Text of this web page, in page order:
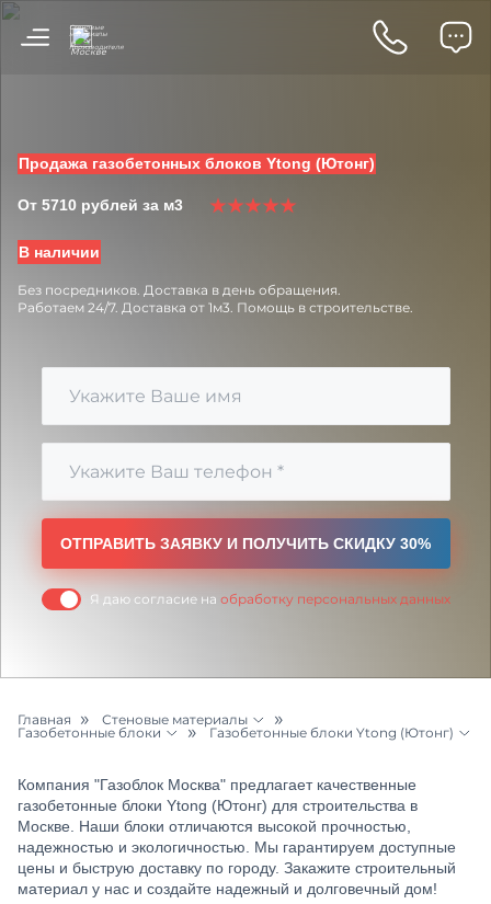
Стеновые
материалы
от
производителя
в
Москве
Продажа газобетонных блоков Ytong (Ютонг)
От 5710 рублей за м3
В наличии
Без посредников. Доставка в день обращения.
Работаем 24/7. Доставка от 1м3. Помощь в строительстве.
ОТПРАВИТЬ ЗАЯВКУ И ПОЛУЧИТЬ СКИДКУ 30%
Я даю согласие на обработку персональных данных
Главная
Стеновые материалы
Бетон и раствор
Цементный раствор
Щебень
Песок
Газобетонные блоки
Пеноблоки
Продажа кирпичей
Газобетонные блоки Ytong (Ютонг)
Газобетонные блоки Белорусский БЦК
Газобетонные блоки Бонолит
Газобетон АЭРОК
Компания "Газоблок Москва" предлагает качественные
газобетонные блоки Ytong (Ютонг) для строительства в
Москве. Наши блоки отличаются высокой прочностью,
надежностью и экологичностью. Мы гарантируем доступные
цены и быструю доставку по городу. Закажите строительный
материал у нас и создайте надежный и долговечный дом!